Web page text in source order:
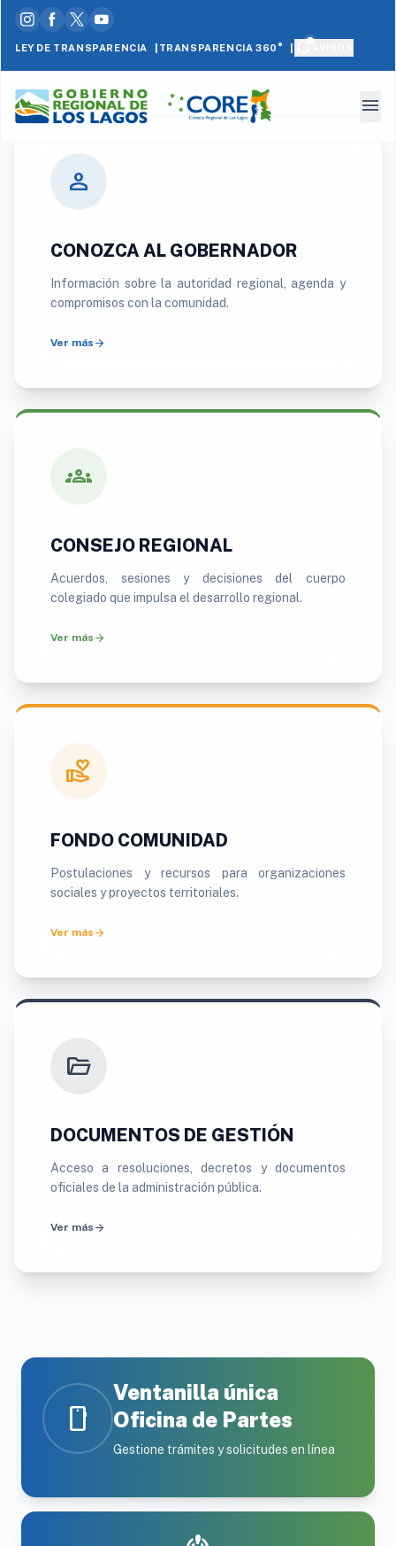
LEY DE TRANSPARENCIA | TRANSPARENCIA 360°
menu
del
archipiélago.
Leer
más
person
CONOZCA AL GOBERNADOR
Información sobre la autoridad regional, agenda y
compromisos con la comunidad.
Ver más arrow_forward
groups
CONSEJO REGIONAL
Acuerdos, sesiones y decisiones del cuerpo
colegiado que impulsa el desarrollo regional.
Ver más arrow_forward
volunteer_activism
FONDO COMUNIDAD
Postulaciones y recursos para organizaciones
sociales y proyectos territoriales.
Ver más arrow_forward
folder_open
DOCUMENTOS DE GESTIÓN
Acceso a resoluciones, decretos y documentos
oficiales de la administración pública.
Ver más arrow_forward
smartphone
Ventanilla única
Oficina de Partes
Gestione trámites y solicitudes en línea